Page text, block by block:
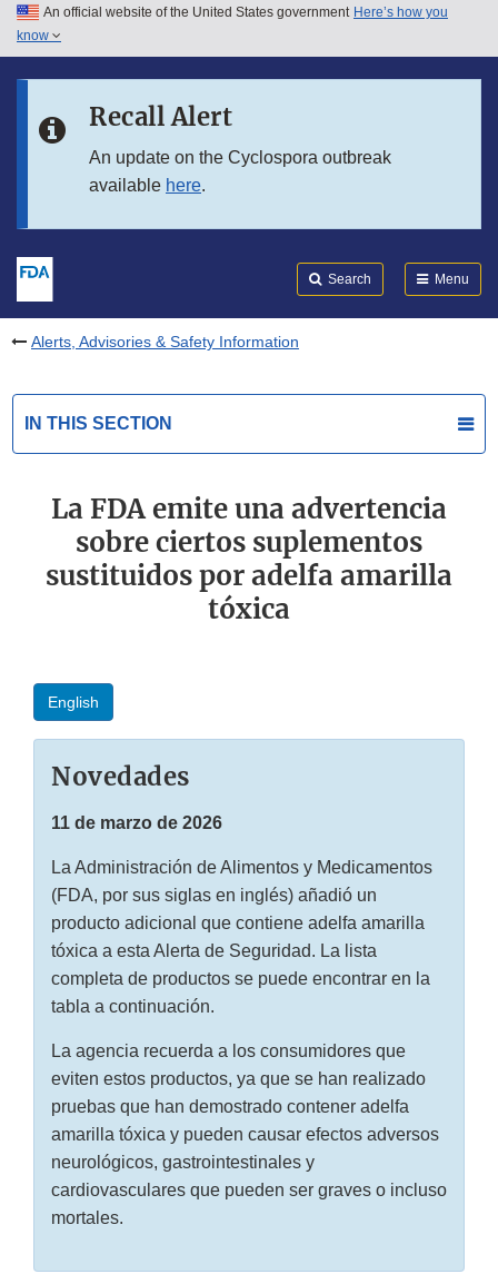
Skip to main content
Skip to in this section menu
An official website of the United States government Here’s how you
know
Recall Alert
An update on the Cyclospora outbreak
available here.
Search Menu
Alerts, Advisories & Safety Information
IN THIS SECTION
La FDA emite una advertencia
sobre ciertos suplementos
sustituidos por adelfa amarilla
tóxica
English
Novedades
11 de marzo de 2026
La Administración de Alimentos y Medicamentos
(FDA, por sus siglas en inglés) añadió un
producto adicional que contiene adelfa amarilla
tóxica a esta Alerta de Seguridad. La lista
completa de productos se puede encontrar en la
tabla a continuación.
La agencia recuerda a los consumidores que
eviten estos productos, ya que se han realizado
pruebas que han demostrado contener adelfa
amarilla tóxica y pueden causar efectos adversos
neurológicos, gastrointestinales y
cardiovasculares que pueden ser graves o incluso
mortales.